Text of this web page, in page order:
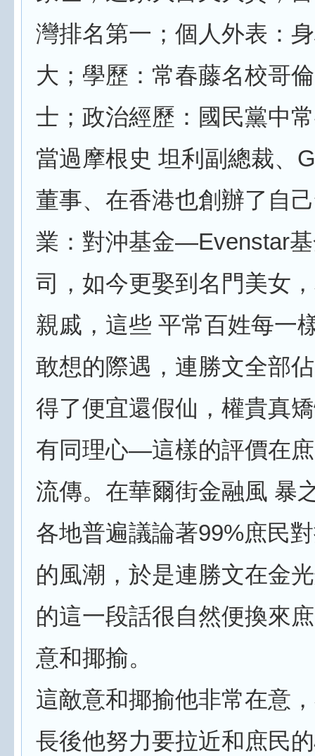
灣排名第一；個人外表：
大；學歷：常春藤名校哥
士；政治經歷：國民黨中
當過摩根史 坦利副總裁、
董事、在香港也創辦了自
業：對沖基金—Evenstar
司，如今更娶到名門美女
親戚，這些 平常百姓每一
敢想的際遇，連勝文全部
得了便宜還假仙，權貴真
有同理心—這樣的評價在
流傳。在華爾街金融風 暴
各地普遍議論著99%庶民
的風潮，於是連勝文在金
的這一段話很自然便換來
意和揶揄。
這敵意和揶揄他非常在意
長後他努力要拉近和庶民